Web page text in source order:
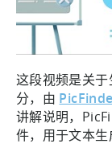
这段视频是关
分，由
讲解说明，
件，用于文本生